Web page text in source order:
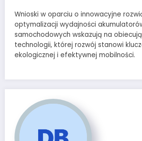
Wnioski w oparciu o innowacyjne
optymalizacji wydajności
samochodowych wskazują na
technologii, której rozwój stanowi
ekologicznej i efektywnej mobilności.